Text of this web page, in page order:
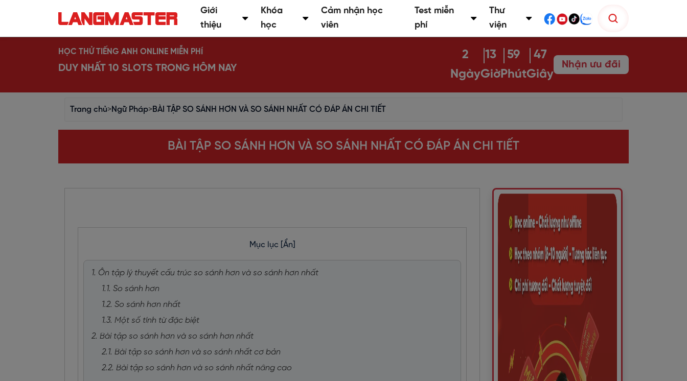
Giới
thiệu
Khóa
học
Cảm nhận học
viên
Test miễn
phí
Thư
viện
HỌC THỬ TIẾNG ANH ONLINE MIỄN PHÍ
DUY NHẤT 10 SLOTS TRONG HÔM NAY
2
Ngày
13
Giờ
59
Phút
45
Giây
Nhận ưu đãi
Trang chủ>Ngữ Pháp>BÀI TẬP SO SÁNH HƠN VÀ SO SÁNH NHẤT CÓ ĐÁP ÁN CHI TIẾT
BÀI TẬP SO SÁNH HƠN VÀ SO SÁNH NHẤT CÓ ĐÁP ÁN CHI TIẾT
Mục lục [Ẩn]
1. Ôn tập lý thuyết cấu trúc so sánh hơn và so sánh hơn nhất
1.1. So sánh hơn
1.2. So sánh hơn nhất
1.3. Một số tính từ đặc biệt
2. Bài tập so sánh hơn và so sánh hơn nhất
2.1. Bài tập so sánh hơn và so sánh nhất cơ bản
2.2. Bài tập so sánh hơn và so sánh nhất nâng cao